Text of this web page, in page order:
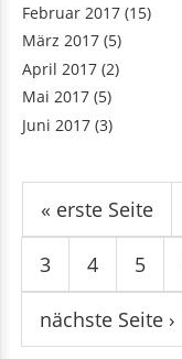
Februar 2017 (15)
März 2017 (5)
April 2017 (2)
Mai 2017 (5)
Juni 2017 (3)
Seiten
« erste Seite
3 4 5
nächste Seite ›